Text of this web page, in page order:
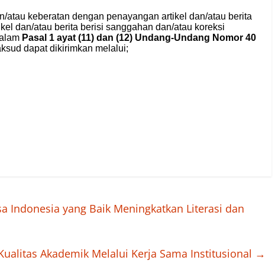
Indonesia yang Baik Meningkatkan Literasi dan
Akademik Melalui Kerja Sama Institusional →